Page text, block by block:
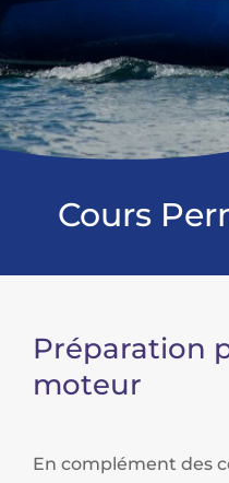
Cours
Préparation
moteur
En complément des